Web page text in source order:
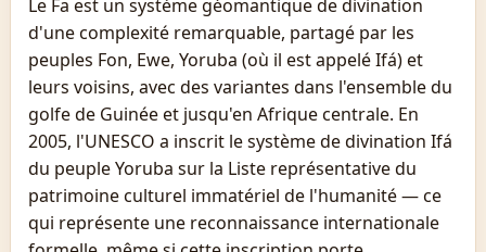
Le Fa est un système géomantique de divination
d'une complexité remarquable, partagé par les
peuples Fon, Ewe, Yoruba (où il est appelé Ifá) et
leurs voisins, avec des variantes dans l'ensemble du
golfe de Guinée et jusqu'en Afrique centrale. En
2005, l'UNESCO a inscrit le système de divination Ifá
du peuple Yoruba sur la Liste représentative du
patrimoine culturel immatériel de l'humanité — ce
qui représente une reconnaissance internationale